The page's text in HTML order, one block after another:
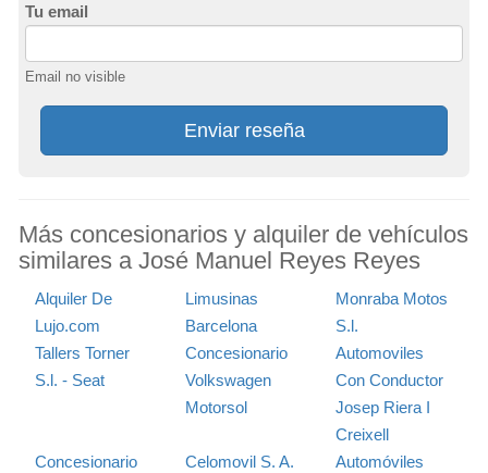
Tu email
Email no visible
Enviar reseña
Más concesionarios y alquiler de vehículos
similares a José Manuel Reyes Reyes
Alquiler De
Lujo.com
Limusinas
Barcelona
Monraba Motos
S.l.
Tallers Torner
S.l. - Seat
Concesionario
Volkswagen
Motorsol
Automoviles
Con Conductor
Josep Riera I
Creixell
Concesionario
Celomovil S. A.
Automóviles